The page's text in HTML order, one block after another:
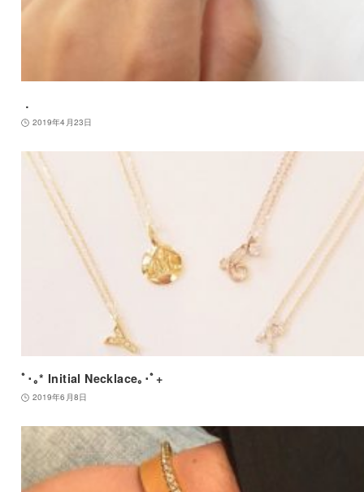
．
2019年4月23日
ﾟ･｡* Initial Necklace｡･ﾟ+
2019年6月8日